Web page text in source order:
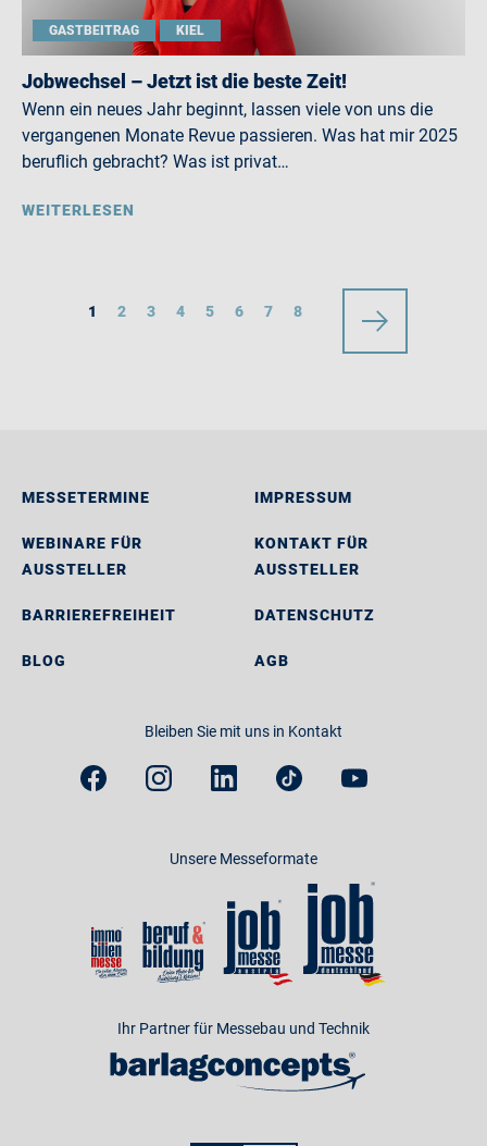
GASTBEITRAG KIEL
Jobwechsel – Jetzt ist die beste Zeit!
Wenn ein neues Jahr beginnt, lassen viele von uns die
vergangenen Monate Revue passieren. Was hat mir 2025
beruflich gebracht? Was ist privat…
WEITERLESEN
1 2 3 4 5 6 7 8
MESSETERMINE
WEBINARE FÜR
AUSSTELLER
BARRIEREFREIHEIT
BLOG
IMPRESSUM
KONTAKT FÜR
AUSSTELLER
DATENSCHUTZ
AGB
Bleiben Sie mit uns in Kontakt
Unsere Messeformate
Ihr Partner für Messebau und Technik